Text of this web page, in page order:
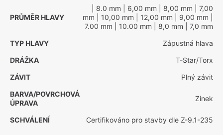
PRŮMĚR HLAVY
| 8.0 mm | 6,00 mm | 8,00 mm | 7,00
mm | 10,00 mm | 12,00 mm | 9,00 mm
7.00 mm | 10.00 mm | 8,0 mm | 7,0 mm
TYP HLAVY
Zápustná hlava
DRÁŽKA
T-Star/Torx
ZÁVIT
Plný závit
BARVA/POVRCHOVÁ
ÚPRAVA
Zinek
SCHVÁLENÍ Certifikováno pro stavby dle Z-9.1-235